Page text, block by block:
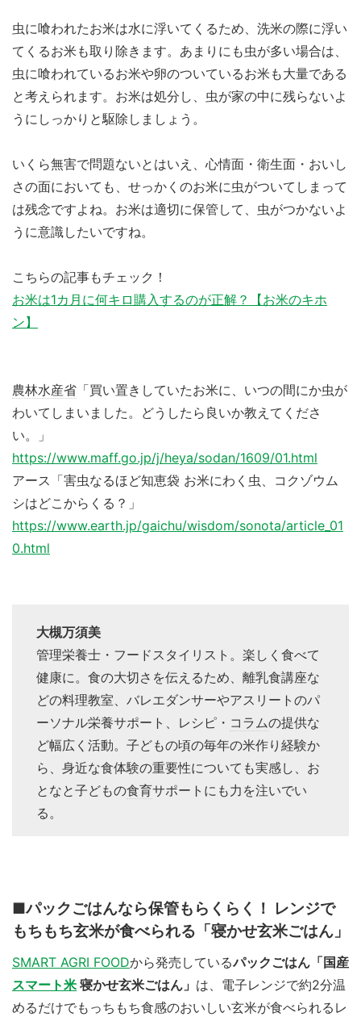
虫に喰われたお米は水に浮いてくるため、洗米の際に浮い
てくるお米も取り除きます。あまりにも虫が多い場合は、
虫に喰われているお米や卵のついているお米も大量である
と考えられます。お米は処分し、虫が家の中に残らないよ
うにしっかりと駆除しましょう。
いくら無害で問題ないとはいえ、心情面・衛生面・おいし
さの面においても、せっかくのお米に虫がついてしまって
は残念ですよね。お米は適切に保管して、虫がつかないよ
うに意識したいですね。
こちらの記事もチェック！
お米は1カ月に何キロ購入するのが正解？【お米のキホ
ン】
農林水産省 「買い置きしていたお米に、いつの間にか虫が
わいてしまいました。どうしたら良いか教えてくださ
い。」
https://www.maff.go.jp/j/heya/sodan/1609/01.html
アース「害虫なるほど知恵袋 お米にわく虫、コクゾウム
シはどこからくる？」
https://www.earth.jp/gaichu/wisdom/sonota/article_01
0.html
大槻万須美
管理栄養士・フードスタイリスト。楽しく食べて
健康に。食の大切さを伝えるため、離乳食講座な
どの料理教室、バレエダンサーやアスリートのパ
ーソナル栄養サポート、レシピ・ コラムの提供な
ど幅広く活動。子どもの頃の毎年の米作り経験か
ら、身近な食体験の重要性についても実感し、お
となと子どもの食育サポートにも力を注いでい
る。
■パックごはんなら保管もらくらく！ レンジで
もちもち玄米が食べられる「寝かせ玄米ごはん」
SMART AGRI FOODから発売しているパックごはん「国産
スマート米 寝かせ玄米ごはん」 は、電子レンジで約2分温
めるだけでもっちもち食感のおいしい玄米が食べられるレ